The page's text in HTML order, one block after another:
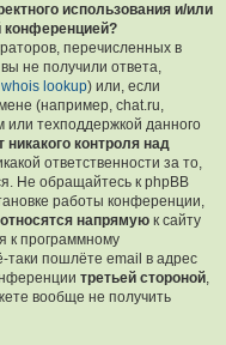
использования и/или
конференцией?
перечисленных в
не получили ответа,
whois lookup) или, если
(например, chat.ru,
или техподдержкой данного
никакого контроля над
ответственности за то,
Не обращайтесь к phpBB
работы конференции,
напрямую к сайту
к программному
таки пошлёте email в адрес
третьей стороной,
вообще не получить